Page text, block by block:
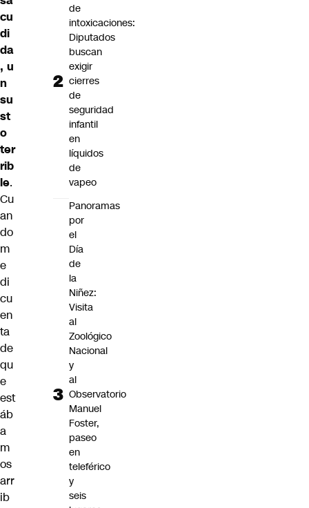
cu
di
da
, u
n
su
st
o
ter
rib
le.
Cu
an
do
m
e
di
cu
en
ta
de
qu
e
est
áb
a
m
os
arr
ib
de
intoxicaciones:
Diputados
buscan
exigir
cierres
de
seguridad
infantil
en
líquidos
de
vapeo
Panoramas
por
el
Día
de
la
Niñez:
Visita
al
Zoológico
Nacional
y
al
Observatorio
Manuel
Foster,
paseo
en
teleférico
y
seis